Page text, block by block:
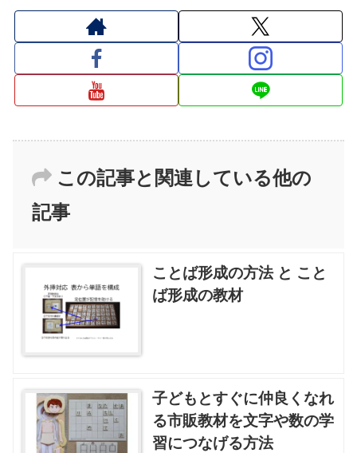
この記事と関連している他の
記事
ことば形成の方法 と こと
ば形成の教材
子どもとすぐに仲良くなれ
る市販教材を文字や数の学
習につなげる方法